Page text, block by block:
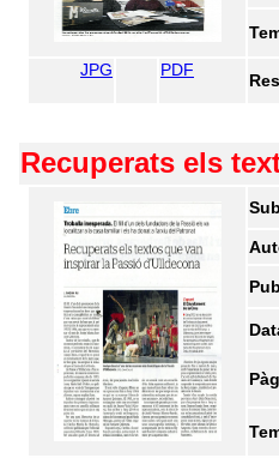
JPG PDF
Recuperats els